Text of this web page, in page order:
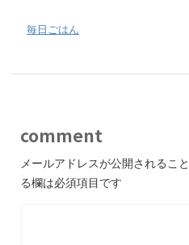
毎日ごはん
comment
メールアドレスが公開されるこ
る欄は必須項目です